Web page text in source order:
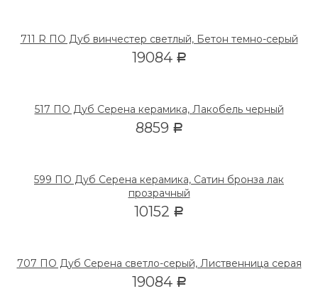
711 R ПО Дуб винчестер светлый, Бетон темно-серый
19084 Р
517 ПО Дуб Серена керамика, Лакобель черный
8859 Р
599 ПО Дуб Серена керамика, Сатин бронза лак
прозрачный
10152 Р
707 ПО Дуб Серена светло-серый, Лиственница серая
19084 Р